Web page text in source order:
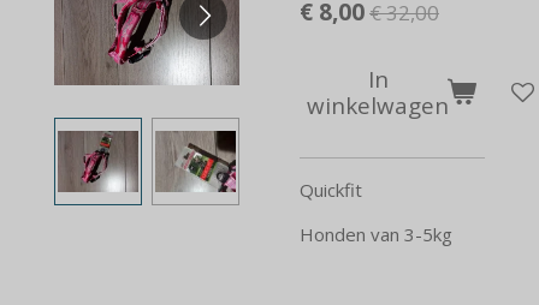
€ 8,00€ 32,00
In
winkelwagen
Quickfit
Honden van 3-5kg